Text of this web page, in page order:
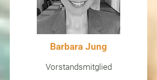
auf dem Gebiet der Elektro- und
Baubiologie bzw. Messtechnik zu
kontaktieren.
13. Es werden lediglich Maßnahmen
Lebensumgebung dienen und diese
Barbara Jung
Vorstandsmitglied